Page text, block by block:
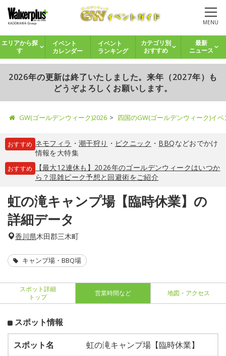
MENU
エリアから探
す
イベント
カレンダー
イベント
ランキング
カテゴリ別
おすすめ
最新
ニュース
2026年の更新は終了いたしました。来年（2027年）も
どうぞよろしくお願いします。
GW(ゴールデンウィーク)2026 四国のGW(ゴールデンウィーク)イ
おすすめ ネモフィラ ・ 潮干狩り ・ ピクニック ・ BBQなどおでかけ
情報を大特集
おすすめ
【最大12連休も】2026年のゴールデンウィークはいつか
ら？混雑ピーク予想と回避術をご紹介
虹の滝キャンプ場【臨時休業】の
詳細データ
香川県木田郡三木町
キャンプ場・BBQ場
スポット詳細
トップ
営業時間など 地図・アクセス
スポット情報
スポット名
虹の滝キャンプ場【臨時休業】